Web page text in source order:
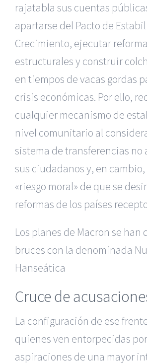
rajatabla sus cuentas
apartarse del Pacto de
Crecimiento, ejecutar
estructurales y construir
en tiempos de vacas gordas
crisis económicas. Por ello,
cualquier mecanismo de
nivel comunitario al
sistema de transferencias no
sus ciudadanos y, en
«riesgo moral» de que se
reformas de los países
Los planes de Macron se han
bruces con la denominada
Hanseática
Cruce de
La configuración de ese
quienes ven entorpecidas
aspiraciones de una mayor